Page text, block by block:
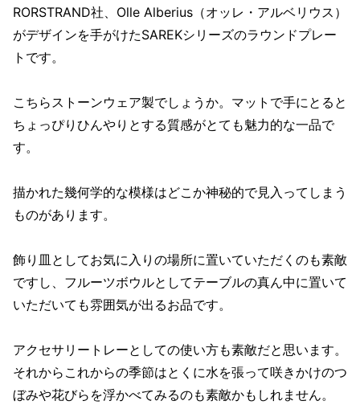
RORSTRAND社、Olle Alberius（オッレ・アルベリウス）
がデザインを手がけたSAREKシリーズのラウンドプレー
トです。
こちらストーンウェア製でしょうか。マットで手にとると
ちょっぴりひんやりとする質感がとても魅力的な一品で
す。
描かれた幾何学的な模様はどこか神秘的で見入ってしまう
ものがあります。
飾り皿としてお気に入りの場所に置いていただくのも素敵
ですし、フルーツボウルとしてテーブルの真ん中に置いて
いただいても雰囲気が出るお品です。
アクセサリートレーとしての使い方も素敵だと思います。
それからこれからの季節はとくに水を張って咲きかけのつ
ぼみや花びらを浮かべてみるのも素敵かもしれません。